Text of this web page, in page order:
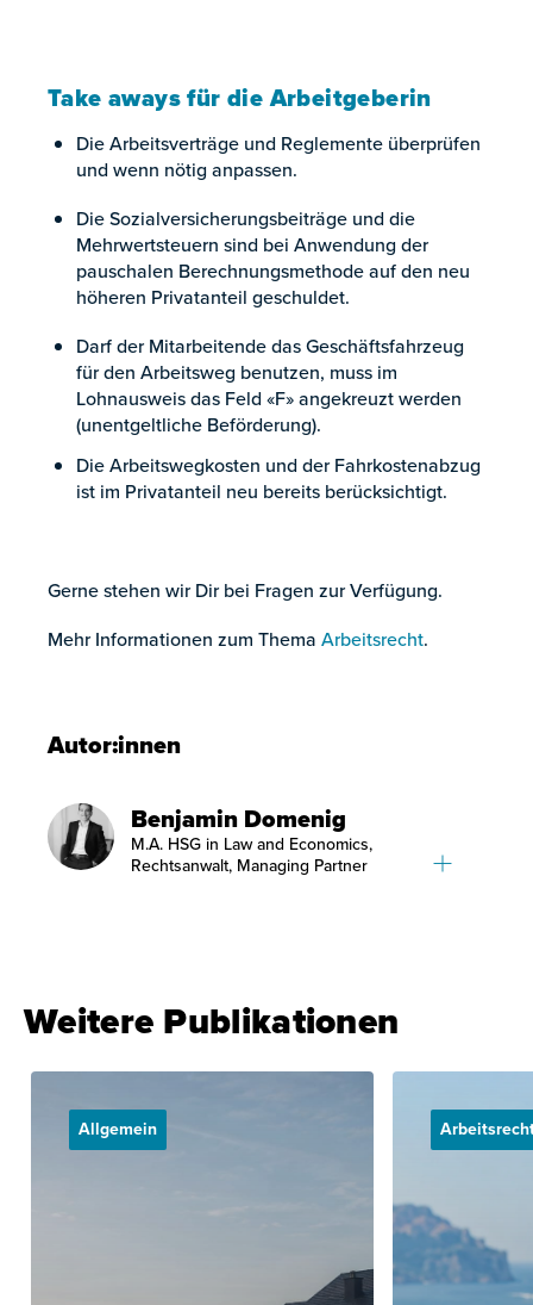
Take aways für die Arbeitgeberin
Die Arbeitsverträge und Reglemente überprüfen
und wenn nötig anpassen.
Die Sozialversicherungsbeiträge und die
Mehrwertsteuern sind bei Anwendung der
pauschalen Berechnungsmethode auf den neu
höheren Privatanteil geschuldet.
Darf der Mitarbeitende das Geschäftsfahrzeug
für den Arbeitsweg benutzen, muss im
Lohnausweis das Feld «F» angekreuzt werden
(unentgeltliche Beförderung).
Die Arbeitswegkosten und der Fahrkostenabzug
ist im Privatanteil neu bereits berücksichtigt.
Gerne stehen wir Dir bei Fragen zur Verfügung.
Mehr Informationen zum Thema Arbeitsrecht.
Autor:innen
Benjamin Domenig
M.A. HSG in Law and Economics,
Rechtsanwalt, Managing Partner
Weitere Publikationen
Allgemein